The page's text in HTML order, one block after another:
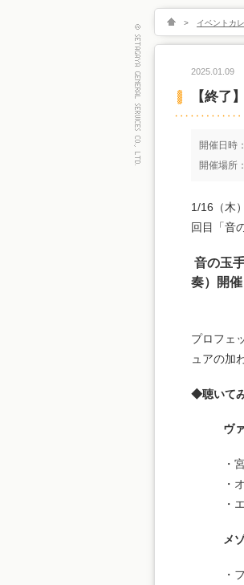
> イベントカ
2025.01.09
【終了
開催日時
開催場所
1/16（木
回目「音
音の玉
奏）開催
プロフェ
ュアの加
◆聴いて
ヴ
・
・
・
メ
・